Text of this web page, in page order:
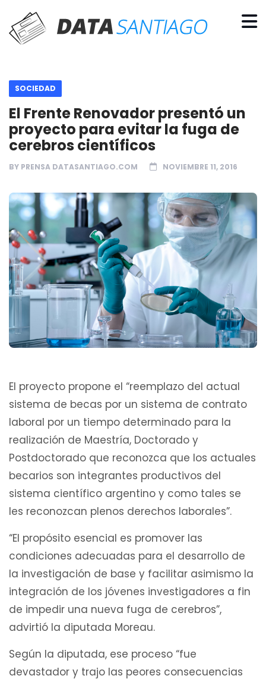
SOCIEDAD
El Frente Renovador presentó un
proyecto para evitar la fuga de
cerebros científicos
BY PRENSA DATASANTIAGO.COM NOVIEMBRE 11, 2016
El proyecto propone el “reemplazo del actual
sistema de becas por un sistema de contrato
laboral por un tiempo determinado para la
realización de Maestría, Doctorado y
Postdoctorado que reconozca que los actuales
becarios son integrantes productivos del
sistema científico argentino y como tales se
les reconozcan plenos derechos laborales”.
“El propósito esencial es promover las
condiciones adecuadas para el desarrollo de
la investigación de base y facilitar asimismo la
integración de los jóvenes investigadores a fin
de impedir una nueva fuga de cerebros”,
advirtió la diputada Moreau.
Según la diputada, ese proceso “fue
devastador y trajo las peores consecuencias